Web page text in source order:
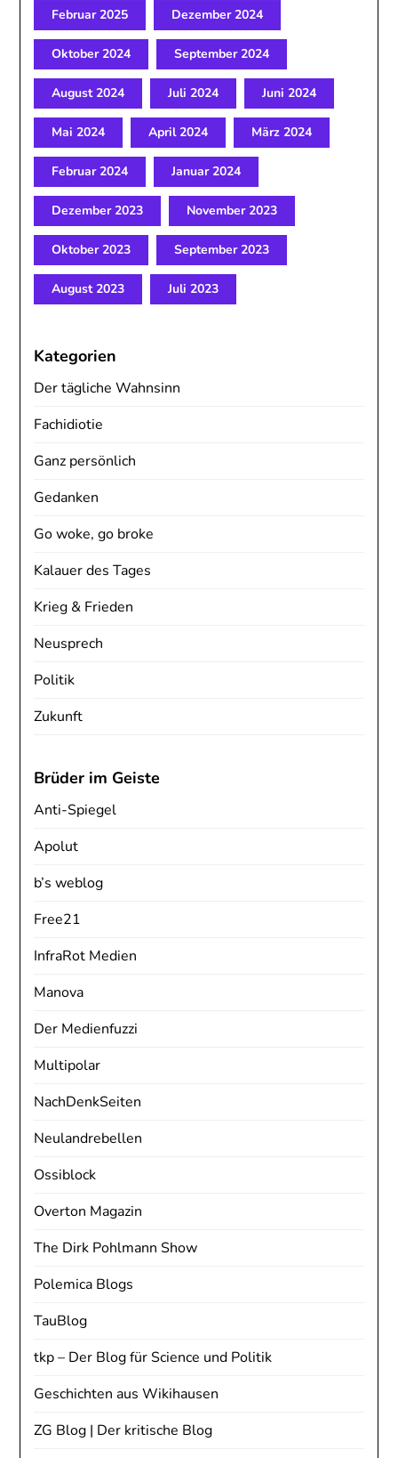
Februar 2025 Dezember 2024
Oktober 2024 September 2024
August 2024 Juli 2024 Juni 2024
Mai 2024 April 2024 März 2024
Februar 2024 Januar 2024
Dezember 2023 November 2023
Oktober 2023 September 2023
August 2023 Juli 2023
Kategorien
Der tägliche Wahnsinn
Fachidiotie
Ganz persönlich
Gedanken
Go woke, go broke
Kalauer des Tages
Krieg & Frieden
Neusprech
Politik
Zukunft
Brüder im Geiste
Anti-Spiegel
Apolut
b’s weblog
Free21
InfraRot Medien
Manova
Der Medienfuzzi
Multipolar
NachDenkSeiten
Neulandrebellen
Ossiblock
Overton Magazin
The Dirk Pohlmann Show
Polemica Blogs
TauBlog
tkp – Der Blog für Science und Politik
Geschichten aus Wikihausen
ZG Blog | Der kritische Blog